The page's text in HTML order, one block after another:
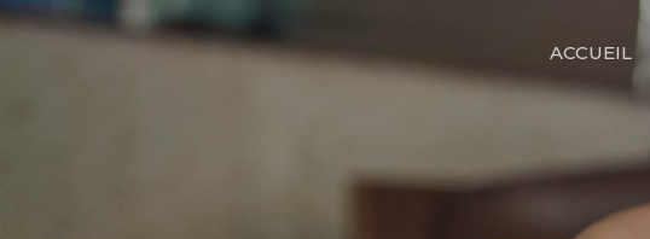
ACCUEIL